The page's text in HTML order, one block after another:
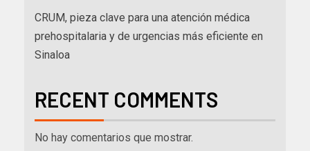
CRUM, pieza clave para una atención médica
prehospitalaria y de urgencias más eficiente en
Sinaloa
RECENT COMMENTS
No hay comentarios que mostrar.